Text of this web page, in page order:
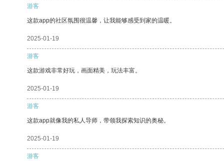
游客
这款app的社区氛围很温馨，让我能够感受到家的温暖。
2025-01-19
游客
这款游戏非常好玩，画面精美，玩法丰富。
2025-01-19
游客
这款app就像我的私人导师，带领我探索知识的奥秘。
2025-01-19
游客